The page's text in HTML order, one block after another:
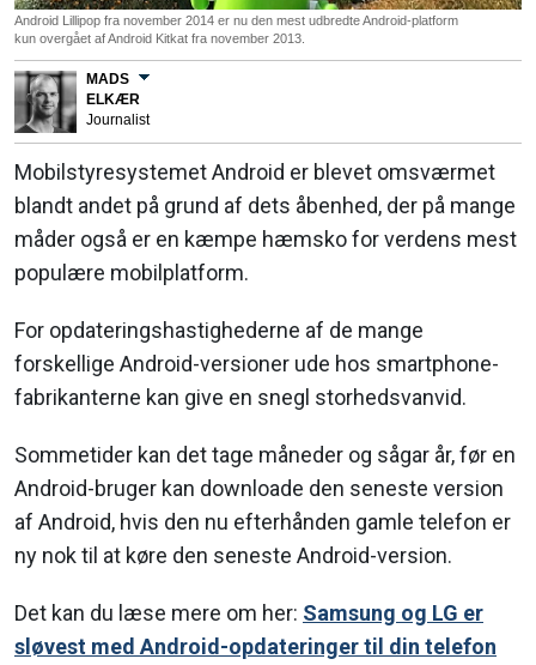
Android Lillipop fra november 2014 er nu den mest udbredte Android-platform
kun overgået af Android Kitkat fra november 2013.
MADS
ELKÆR
Journalist
Mobilstyresystemet Android er blevet omsværmet
blandt andet på grund af dets åbenhed, der på mange
måder også er en kæmpe hæmsko for verdens mest
populære mobilplatform.
For opdateringshastighederne af de mange
forskellige Android-versioner ude hos smartphone-
fabrikanterne kan give en snegl storhedsvanvid.
Sommetider kan det tage måneder og sågar år, før en
Android-bruger kan downloade den seneste version
af Android, hvis den nu efterhånden gamle telefon er
ny nok til at køre den seneste Android-version.
Det kan du læse mere om her: Samsung og LG er
sløvest med Android-opdateringer til din telefon